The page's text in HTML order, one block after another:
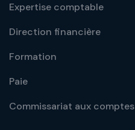
Expertise comptable
Direction financière
Formation
Paie
Commissariat aux comptes